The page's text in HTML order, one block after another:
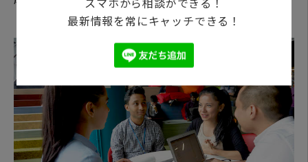
最新情報を常にキャッチできる！